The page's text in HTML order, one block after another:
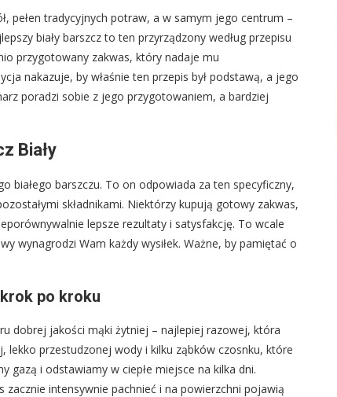
pełen tradycyjnych potraw, a w samym jego centrum –
biały barszcz to ten przyrządzony według przepisu
przygotowany zakwas, który nadaje mu
nakazuje, by właśnie ten przepis był podstawą, a jego
poradzi sobie z jego przygotowaniem, a bardziej
Biały
białego barszczu. To on odpowiada za ten specyficzny,
składnikami. Niektórzy kupują gotowy zakwas,
lepsze rezultaty i satysfakcję. To wcale
wynagrodzi Wam każdy wysiłek. Ważne, by pamiętać o
po kroku
dobrej jakości mąki żytniej – najlepiej razowej, która
lekko przestudzonej wody i kilku ząbków czosnku, które
gazą i odstawiamy w ciepłe miejsce na kilka dni.
intensywnie pachnieć i na powierzchni pojawią